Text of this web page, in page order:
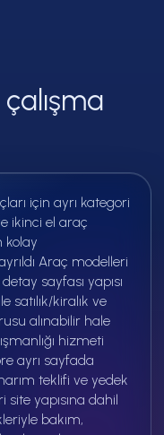
çalışma
için ayrı kategori
ikinci el araç
kolay
Araç modelleri
sayfası yapısı
satılık/kiralık ve
alınabilir hale
hizmeti
ayrı sayfada
teklifi ve yedek
yapısına dahil
bakım,